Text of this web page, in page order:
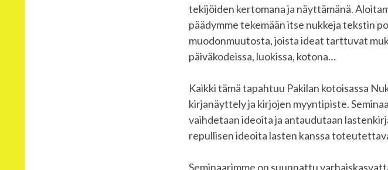
tekijöiden kertomana ja näyttämänä.
päädymme tekemään itse nukkeja tekstin
muodonmuutosta, joista ideat tarttuvat
päiväkodeissa, luokissa, kotona…
Kaikki tämä tapahtuu Pakilan kotoisassa
kirjanäyttely ja kirjojen myyntipiste.
vaihdetaan ideoita ja antaudutaan
repullisen ideoita lasten kanssa
Seminaarimme on suunnattu